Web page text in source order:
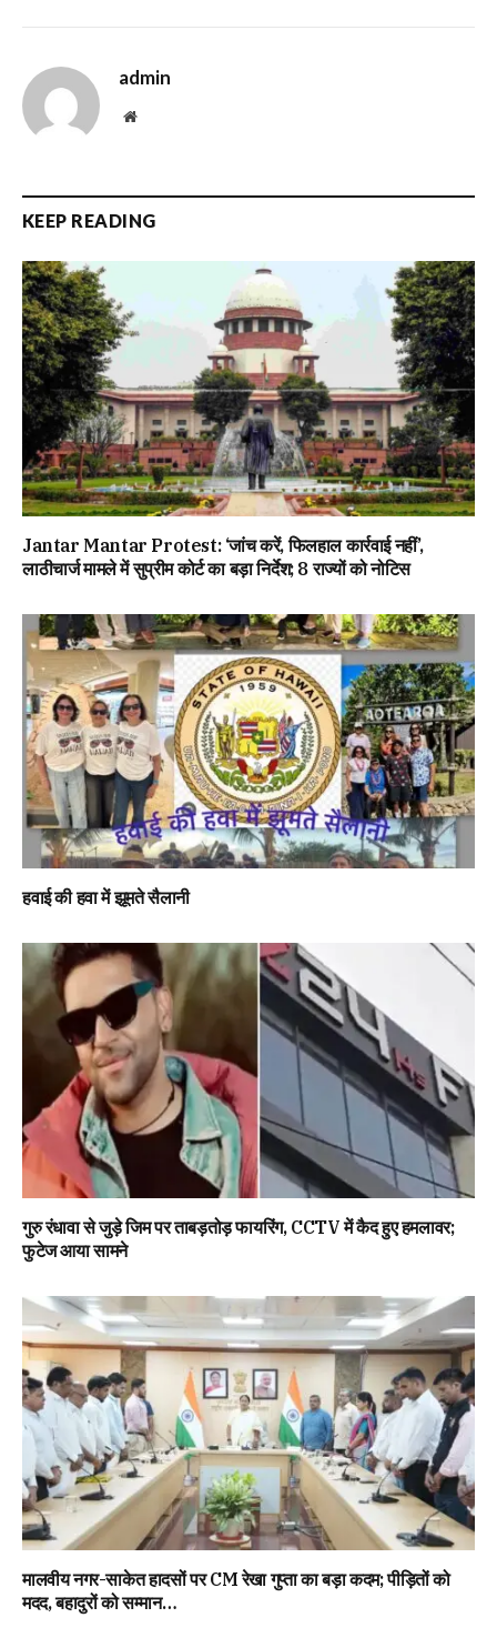
admin
Website
KEEP READING
Jantar Mantar Protest: ‘जांच करें, फिलहाल कार्रवाई नहीं’,
लाठीचार्ज मामले में सुप्रीम कोर्ट का बड़ा निर्देश; 8 राज्यों को नोटिस
हवाई की हवा में झूमते सैलानी
गुरु रंधावा से जुड़े जिम पर ताबड़तोड़ फायरिंग, CCTV में कैद हुए हमलावर;
फुटेज आया सामने
मालवीय नगर-साकेत हादसों पर CM रेखा गुप्ता का बड़ा कदम; पीड़ितों को
मदद, बहादुरों को सम्मान…